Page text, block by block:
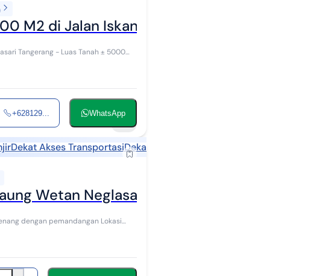
M2 di Jalan Iskandar Muda Neglasari Tangerang
Tanah ± 5000
+628129... WhatsApp
Dekat Akses TransportasiDekat Sekolah
Wetan Neglasari Tangerang